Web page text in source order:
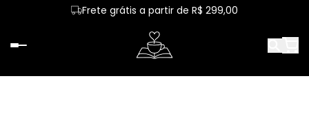
Frete grátis a partir de R$ 299,00